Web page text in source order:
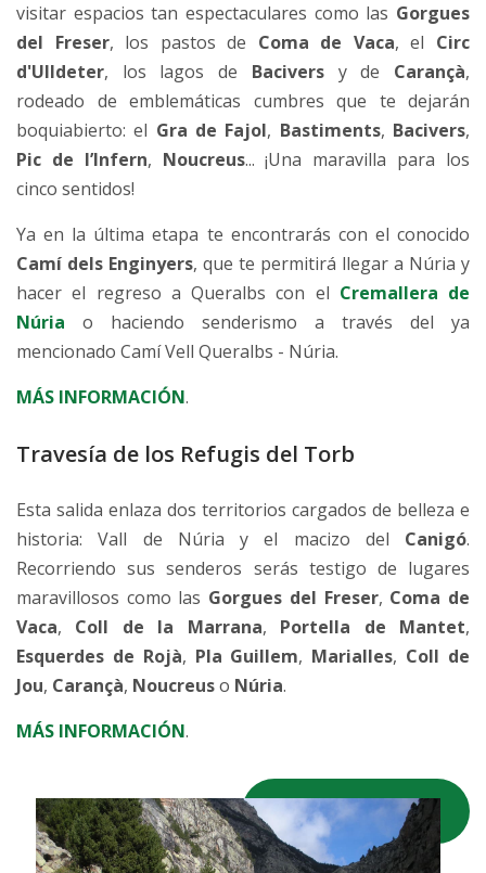
visitar espacios tan espectaculares como las Gorgues
del Freser, los pastos de Coma de Vaca, el Circ
d'Ulldeter, los lagos de Baciversy de Carançà,
rodeado de emblemáticas cumbres que te dejarán
boquiabierto: el Gra de Fajol, Bastiments, Bacivers,
Pic de l’Infern, Noucreus... ¡Una maravilla para los
cinco sentidos!
Ya en la última etapa te encontrarás con el conocido
Camí dels Enginyers, que te permitirá llegar a Núria y
hacer el regreso a Queralbs con el Cremallera de
Núria o haciendo senderismo a través del ya
mencionado Camí Vell Queralbs - Núria.
MÁS INFORMACIÓN.
Travesía de los Refugis del Torb
Esta salida enlaza dos territorios cargados de belleza e
historia: Vall de Núria y el macizo del Canigó.
Recorriendo sus senderos serás testigo de lugares
maravillosos como las Gorgues del Freser, Coma de
Vaca, Coll de la Marrana, Portella de Mantet,
Esquerdes de Rojà, Pla Guillem, Marialles, Coll de
Jou, Carançà, Noucreuso Núria.
MÁS INFORMACIÓN.